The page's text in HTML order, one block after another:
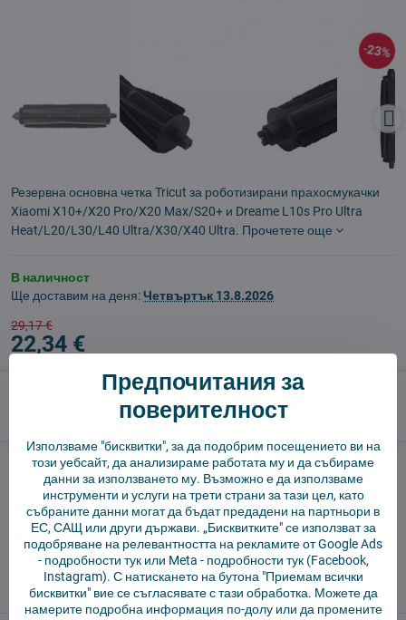
23%
Резервна основна четка Tricut за роботизирани прахосмукачки
Xiaomi X10+/X20 Pro/X20 Max/S20+ и Dreame L10s Pro Ultra
Heat/L20/L30/L40 Ultra/X30/X40 Ultra. Прочетете още
В наличност
Ще доставим на деня:Четвъртък 13.8.2026
29,17 €
22,34 €
Добави в количката
Куче пазач Доставки
производител:4Robot
✅ Готов за изпращане веднага
✅ БЕЗПЛАТНА доставка над 55 EUR.
✅ 14 дни политика за връщане
Предпочитания за
поверителност
Използваме "бисквитки", за да подобрим посещението ви на
този уебсайт, да анализираме работата му и да събираме
данни за използването му. Възможно е да използваме
инструменти и услуги на трети страни за тази цел, като
събраните данни могат да бъдат предадени на партньори в
ЕС, САЩ или други държави. „Бисквитките" се използват за
подобряване на релевантността на рекламите от Google Ads
- подробности тукили Meta - подробности тук(Facebook,
Instagram). С натискането на бутона "Приемам всички
бисквитки" вие се съгласявате с тази обработка. Можете да
намерите подробна информация по-долу или да промените